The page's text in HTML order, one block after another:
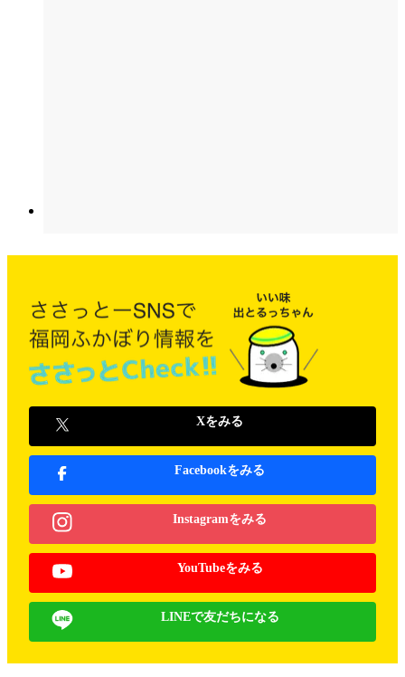
Xをみる
Facebookをみる
Instagramをみる
YouTubeをみる
LINEで友だちになる